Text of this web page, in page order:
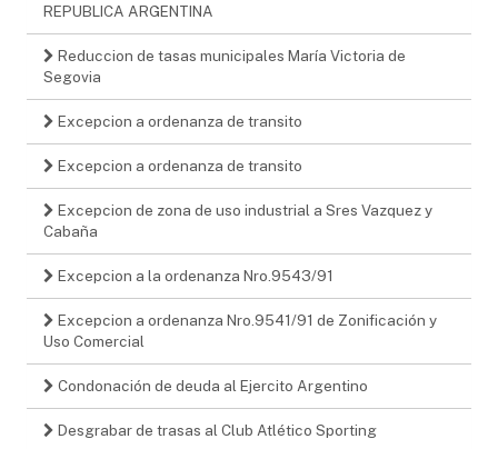
REPUBLICA ARGENTINA
Reduccion de tasas municipales María Victoria de
Segovia
Excepcion a ordenanza de transito
Excepcion a ordenanza de transito
Excepcion de zona de uso industrial a Sres Vazquez y
Cabaña
Excepcion a la ordenanza Nro.9543/91
Excepcion a ordenanza Nro.9541/91 de Zonificación y
Uso Comercial
Condonación de deuda al Ejercito Argentino
Desgrabar de trasas al Club Atlético Sporting